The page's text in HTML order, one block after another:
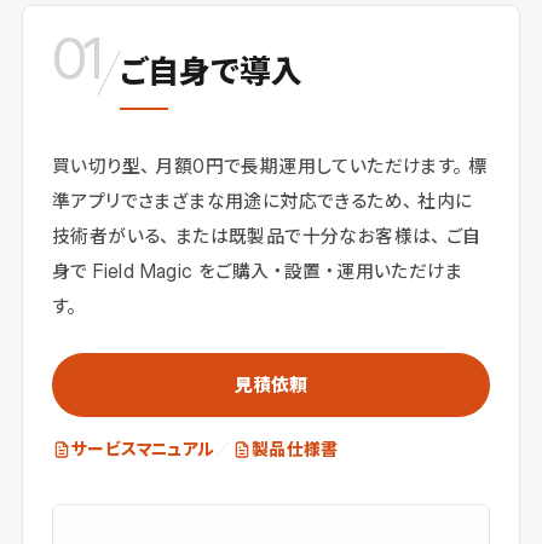
01／ご自身で導入
買い切り型、月額0円で長期運用していただけます。標
準アプリでさまざまな用途に対応できるため、社内に
技術者がいる、または既製品で十分なお客様は、ご自
身で Field Magic をご購入・設置・運用いただけま
す。
見積依頼
サービスマニュアル 製品仕様書